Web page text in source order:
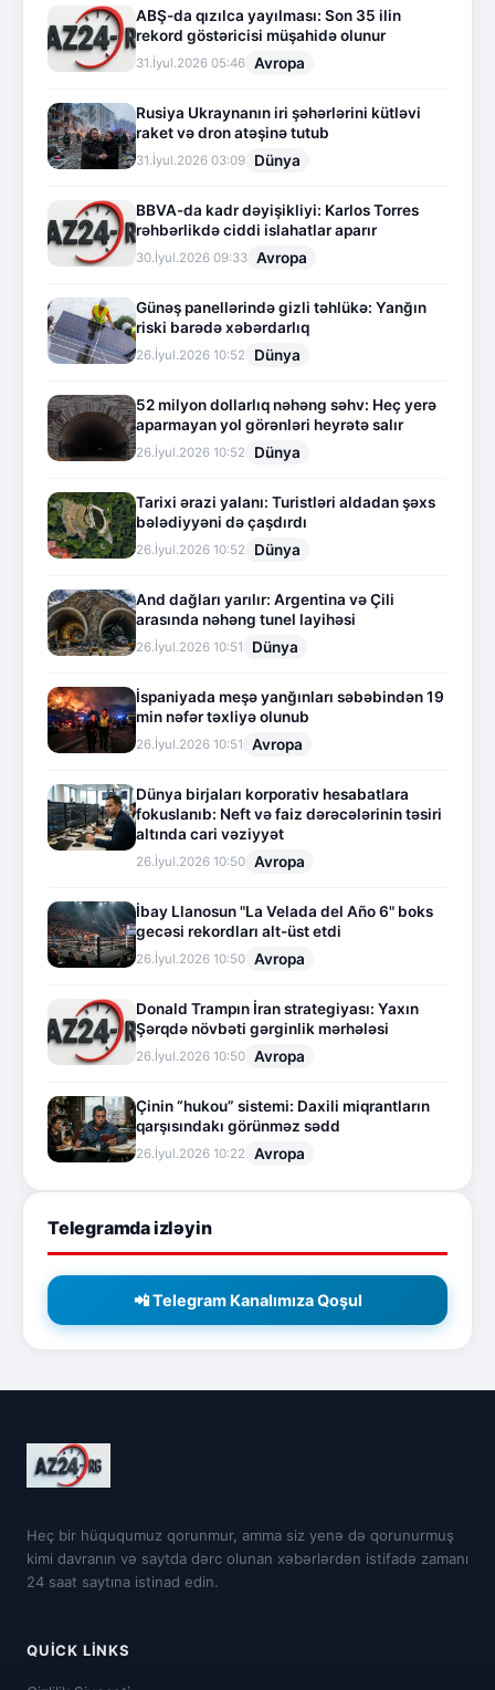
ABŞ-da qızılca yayılması: Son 35 ilin
rekord göstəricisi müşahidə olunur
31.İyul.2026 05:46 Avropa
Rusiya Ukraynanın iri şəhərlərini kütləvi
raket və dron atəşinə tutub
31.İyul.2026 03:09 Dünya
BBVA-da kadr dəyişikliyi: Karlos Torres
rəhbərlikdə ciddi islahatlar aparır
30.İyul.2026 09:33 Avropa
Günəş panellərində gizli təhlükə: Yanğın
riski barədə xəbərdarlıq
26.İyul.2026 10:52 Dünya
52 milyon dollarlıq nəhəng səhv: Heç yerə
aparmayan yol görənləri heyrətə salır
26.İyul.2026 10:52 Dünya
Tarixi ərazi yalanı: Turistləri aldadan şəxs
bələdiyyəni də çaşdırdı
26.İyul.2026 10:52 Dünya
And dağları yarılır: Argentina və Çili
arasında nəhəng tunel layihəsi
26.İyul.2026 10:51 Dünya
İspaniyada meşə yanğınları səbəbindən 19
min nəfər təxliyə olunub
26.İyul.2026 10:51 Avropa
Dünya birjaları korporativ hesabatlara
fokuslanıb: Neft və faiz dərəcələrinin təsiri
altında cari vəziyyət
26.İyul.2026 10:50 Avropa
İbay Llanosun "La Velada del Año 6" boks
gecəsi rekordları alt-üst etdi
26.İyul.2026 10:50 Avropa
Donald Trampın İran strategiyası: Yaxın
Şərqdə növbəti gərginlik mərhələsi
26.İyul.2026 10:50 Avropa
Çinin “hukou” sistemi: Daxili miqrantların
qarşısındakı görünməz sədd
26.İyul.2026 10:22 Avropa
Telegramda izləyin
📲 Telegram Kanalımıza Qoşul
Heç bir hüququmuz qorunmur, amma siz yenə də qorunurmuş
kimi davranın və saytda dərc olunan xəbərlərdən istifadə zamanı
24 saat saytına istinad edin.
QUICK LINKS